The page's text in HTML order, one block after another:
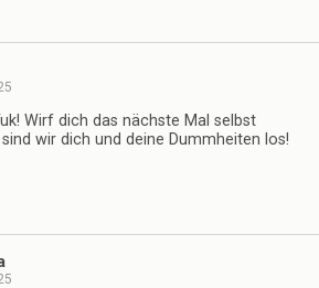
Wirf dich das nächste Mal selbst
sind wir dich und deine Dummheiten los!